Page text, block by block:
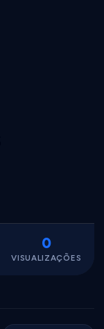
0
VISUALIZAÇÕES